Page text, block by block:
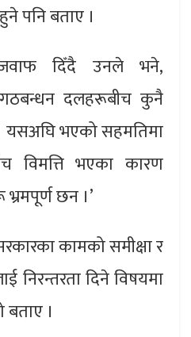
पनि बताए ।
जवाफ दिँदै उनले भने,
गठबन्धन दलहरूबीच कुनै
यसअघि भएको सहमतिमा
विमत्ति भएका कारण
छन ।’
कामको समीक्षा र
निरन्तरता दिने विषयमा
।